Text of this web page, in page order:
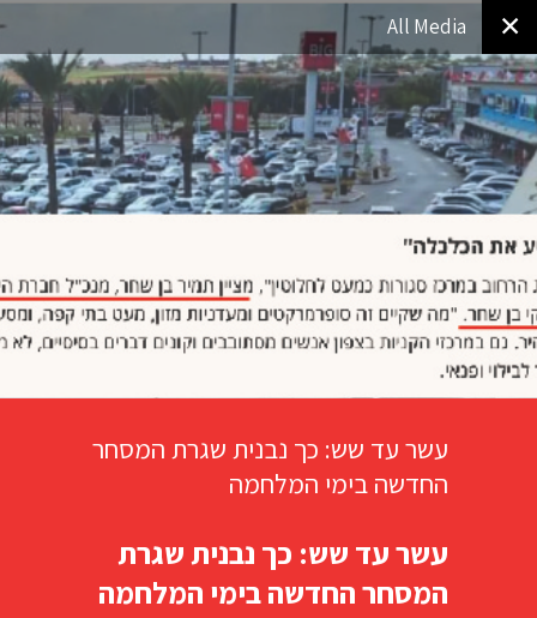
✕
All Media
עשר עד שש: כך נבנית שגרת המסחר
החדשה בימי המלחמה
עשר עד שש: כך נבנית שגרת
המסחר החדשה בימי המלחמה